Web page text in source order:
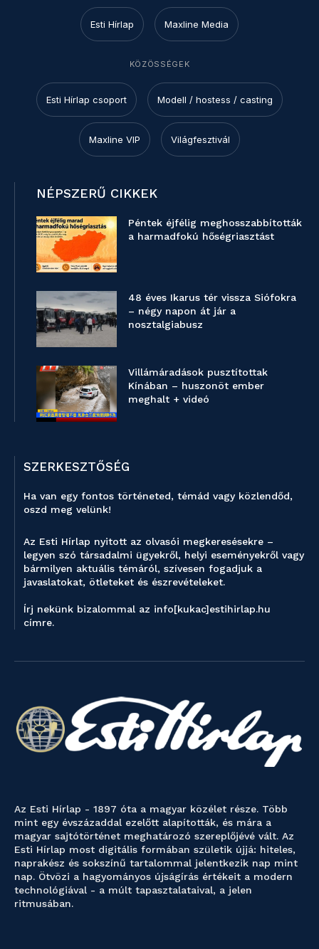
Esti Hírlap Maxline Media
KÖZÖSSÉGEK
Esti Hírlap csoport Modell / hostess / casting
Maxline VIP Világfesztivál
NÉPSZERŰ CIKKEK
Péntek éjfélig meghosszabbították
a harmadfokú hőségriasztást
48 éves Ikarus tér vissza Siófokra
– négy napon át jár a
nosztalgiabusz
Villámáradások pusztítottak
Kínában – huszonöt ember
meghalt + videó
SZERKESZTŐSÉG
Ha van egy fontos történeted, témád vagy közlendőd,
oszd meg velünk!
Az Esti Hírlap nyitott az olvasói megkeresésekre –
legyen szó társadalmi ügyekről, helyi eseményekről vagy
bármilyen aktuális témáról, szívesen fogadjuk a
javaslatokat, ötleteket és észrevételeket.
Írj nekünk bizalommal az info[kukac]estihirlap.hu
címre.
Az Esti Hírlap - 1897 óta a magyar közélet része. Több
mint egy évszázaddal ezelőtt alapították, és mára a
magyar sajtótörténet meghatározó szereplőjévé vált. Az
Esti Hírlap most digitális formában születik újjá: hiteles,
naprakész és sokszínű tartalommal jelentkezik nap mint
nap. Ötvözi a hagyományos újságírás értékeit a modern
technológiával - a múlt tapasztalataival, a jelen
ritmusában.